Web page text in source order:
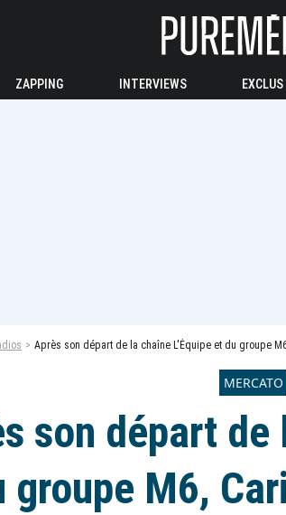
ZAPPING INTERVIEWS EXCLUS
Après son départ de la chaîne L'Équipe et du groupe
MERCATO
son départ de
groupe M6,